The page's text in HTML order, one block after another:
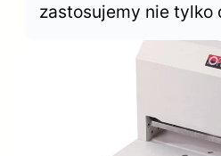
zastosujemy nie tylko
użyciem dyfuzora
się do kąpieli, pod
masażu. Dowiedz się